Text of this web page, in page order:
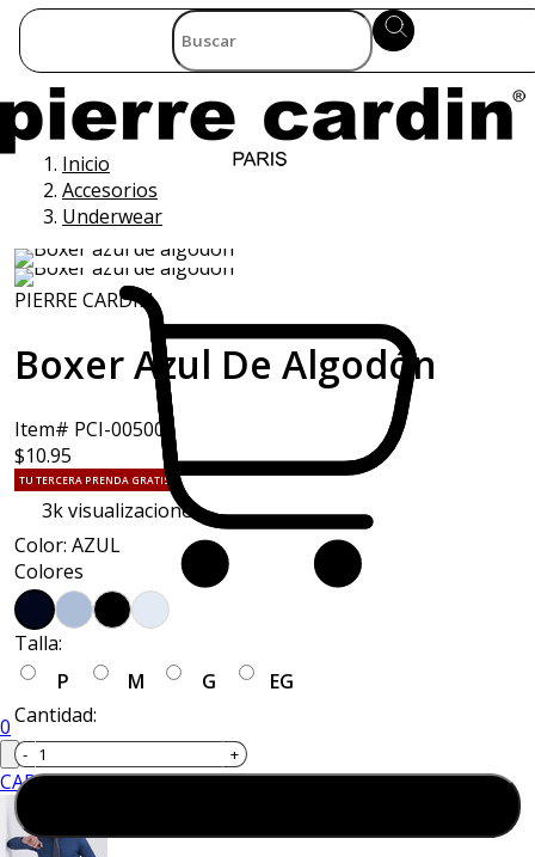
0
CABALLERO
Inicio
Accesorios
Underwear
PIERRE CARDIN
Boxer Azul De Algodón
Item# PCI-005002
$10.95
TU TERCERA PRENDA GRATIS
3kvisualizaciones
Color: AZUL
Colores
Talla:
P
M G
EG
Cantidad: